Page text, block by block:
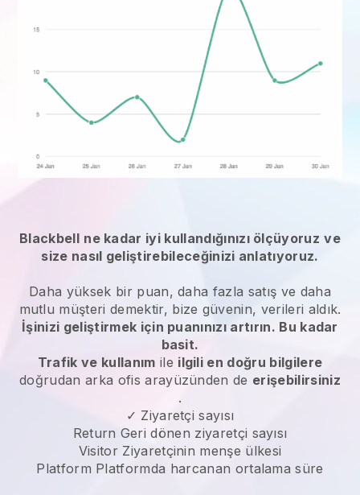
Blackbell ne kadar iyi kullandığınızı ölçüyoruz ve
size nasıl geliştirebileceğinizi anlatıyoruz.
Daha yüksek bir puan, daha fazla satış ve daha
mutlu müşteri demektir, bize güvenin, verileri aldık.
İşinizi geliştirmek için puanınızı artırın. Bu kadar
basit.
Trafik ve kullanım ile ilgili en doğru bilgilere
doğrudan arka ofis arayüzünden de erişebilirsiniz
.
✓ Ziyaretçi sayısı
Return Geri dönen ziyaretçi sayısı
Visitor Ziyaretçinin menşe ülkesi
Platform Platformda harcanan ortalama süre